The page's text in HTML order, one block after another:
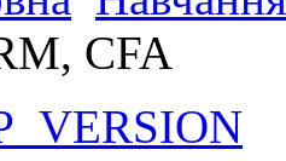
CFA